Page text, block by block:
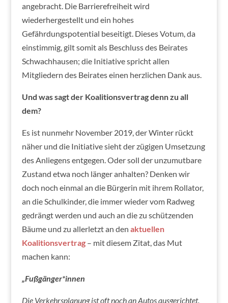
angebracht. Die Barrierefreiheit wird
wiederhergestellt und ein hohes
Gefährdungspotential beseitigt. Dieses Votum, da
einstimmig, gilt somit als Beschluss des Beirates
Schwachhausen; die Initiative spricht allen
Mitgliedern des Beirates einen herzlichen Dank aus.
Und was sagt der Koalitionsvertrag denn zu all
dem?
Es ist nunmehr November 2019, der Winter rückt
näher und die Initiative sieht der zügigen Umsetzung
des Anliegens entgegen. Oder soll der unzumutbare
Zustand etwa noch länger anhalten? Denken wir
doch noch einmal an die Bürgerin mit ihrem Rollator,
an die Schulkinder, die immer wieder vom Radweg
gedrängt werden und auch an die zu schützenden
Bäume und zu allerletzt an den aktuellen
Koalitionsvertrag– mit diesem Zitat, das Mut
machen kann:
„Fußgänger*innen
Die Verkehrsplanung ist oft noch an Autos ausgerichtet.